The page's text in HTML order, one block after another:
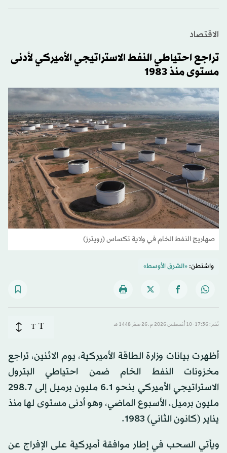
الاقتصاد
تراجع احتياطي النفط الاستراتيجي الأميركي لأدنى
مستوى منذ 1983
صهاريج النفط الخام في ولاية تكساس (رويترز)
واشنطن:«الشرق الأوسط»
نُشر: 17:36-10 أغسطس 2026 م ـ 26 صفَر 1448 هـ T
T
أظهرت بيانات وزارة الطاقة الأميركية، يوم الاثنين، تراجع
مخزونات النفط الخام ضمن احتياطي البترول
الاستراتيجي الأميركي بنحو 6.1 مليون برميل إلى 298.7
مليون برميل، الأسبوع الماضي، وهو أدنى مستوى لها منذ
يناير (كانون الثاني) 1983.
ويأتي السحب في إطار موافقة أميركية على الإفراج عن